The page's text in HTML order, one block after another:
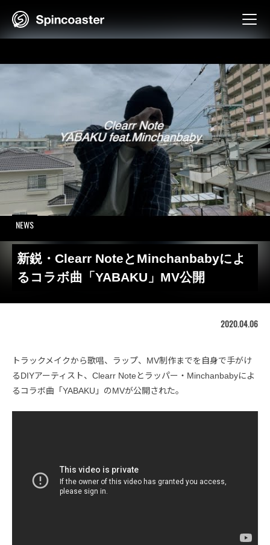
content
NEWS
新鋭・Clearr NoteとMinchanbabyによ
るコラボ曲「YABAKU」MV公開
2020.04.06
トラックメイクから歌唱、ラップ、MV制作までを自身で手がけ
るDIYアーティスト、Clearr Noteとラッパー・Minchanbabyによ
るコラボ曲「YABAKU」のMVが公開された。